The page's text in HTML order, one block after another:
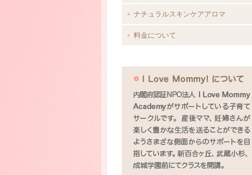
ナチュラルスキンケアアロマ
料金について